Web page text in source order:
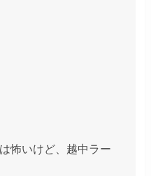
怖いけど、越中ラー